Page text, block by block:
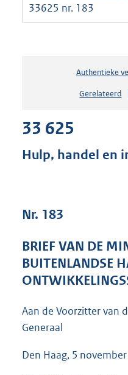
33625 nr. 183
Authentieke
Gerelateerd
33 625
Hulp, handel en
Nr. 183
BRIEF VAN DE
BUITENLANDSE
Aan de Voorzitter van
Generaal
Den Haag, 5